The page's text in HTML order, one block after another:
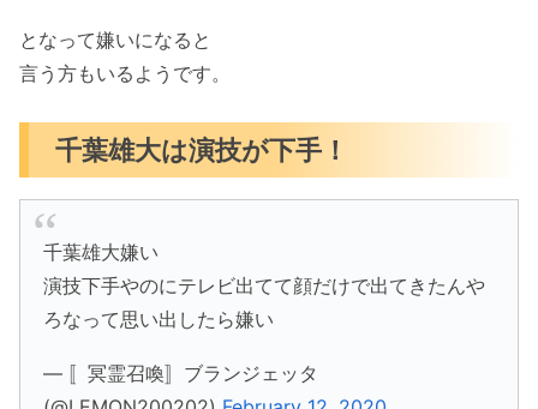
となって嫌いになると
言う方もいるようです。
千葉雄大は演技が下手！
千葉雄大嫌い
演技下手やのにテレビ出てて顔だけで出てきたんや
ろなって思い出したら嫌い
— 〚冥霊召喚〛ブランジェッタ